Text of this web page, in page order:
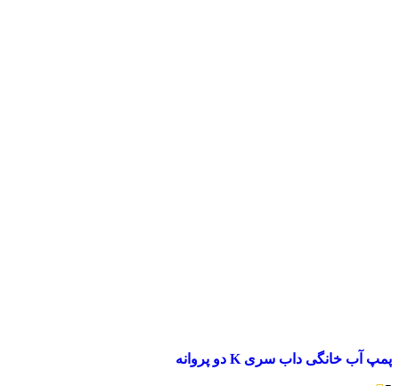
پمپ آب خانگی داب سری K دو پروانه